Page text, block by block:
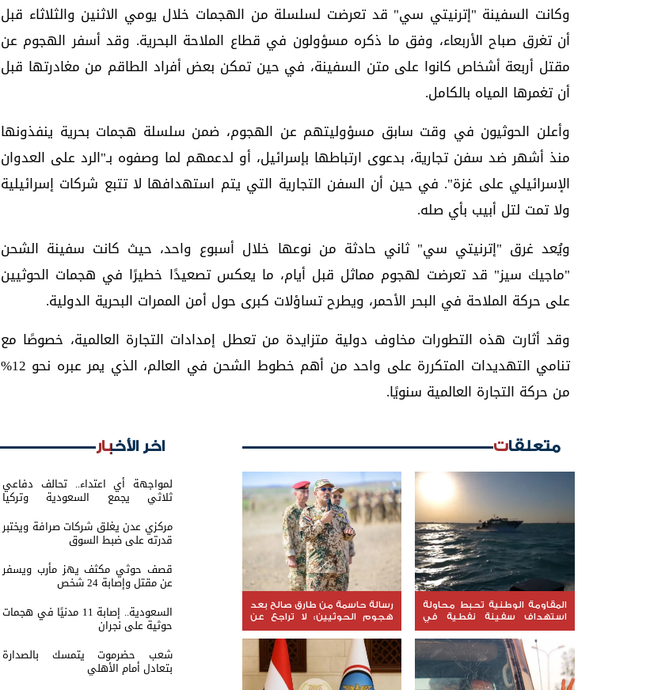
وكانت السفينة "إترنيتي سي" قد تعرضت لسلسلة من الهجمات خلال يومي الاثنين والثلاثاء قبل
أن تغرق صباح الأربعاء، وفق ما ذكره مسؤولون في قطاع الملاحة البحرية. وقد أسفر الهجوم عن
مقتل أربعة أشخاص كانوا على متن السفينة، في حين تمكن بعض أفراد الطاقم من مغادرتها قبل
أن تغمرها المياه بالكامل.
وأعلن الحوثيون في وقت سابق مسؤوليتهم عن الهجوم، ضمن سلسلة هجمات بحرية ينفذونها
منذ أشهر ضد سفن تجارية، بدعوى ارتباطها بإسرائيل، أو لدعمهم لما وصفوه بـ"الرد على العدوان
الإسرائيلي على غزة". في حين أن السفن التجارية التي يتم استهدافها لا تتبع شركات إسرائيلية
ولا تمت لتل أبيب بأي صله.
ويُعد غرق "إترنيتي سي" ثاني حادثة من نوعها خلال أسبوع واحد، حيث كانت سفينة الشحن
"ماجيك سيز" قد تعرضت لهجوم مماثل قبل أيام، ما يعكس تصعيدًا خطيرًا في هجمات الحوثيين
على حركة الملاحة في البحر الأحمر، ويطرح تساؤلات كبرى حول أمن الممرات البحرية الدولية.
وقد أثارت هذه التطورات مخاوف دولية متزايدة من تعطل إمدادات التجارة العالمية، خصوصًا مع
تنامي التهديدات المتكررة على واحد من أهم خطوط الشحن في العالم، الذي يمر عبره نحو 12%
من حركة التجارة العالمية سنويًا.
متعلقات
المقاومة الوطنية تحبط محاولة
استهداف سفينة نفطية في
البحر الأحمر
رسالة حاسمة من طارق صالح بعد
هجوم الحوثيين: لا تراجع عن
استعادة الدولة
اخر الأخبار
لمواجهة أي اعتداء.. تحالف دفاعي
ثلاثي يجمع السعودية وتركيا
وباكستان
مركزي عدن يغلق شركات صرافة ويختبر
قدرته على ضبط السوق
قصف حوثي مكثف يهز مأرب ويسفر
عن مقتل وإصابة 24 شخص
السعودية.. إصابة 11 مدنيًا في هجمات
حوثية على نجران
شعب حضرموت يتمسك بالصدارة
بتعادل أمام الأهلي